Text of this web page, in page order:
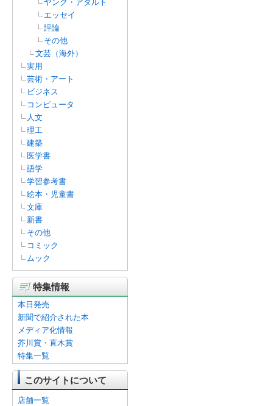
ヤング・アダルト
エッセイ
評論
その他
文芸（海外）
実用
芸術・アート
ビジネス
コンピュータ
人文
理工
建築
医学書
語学
学習参考書
絵本・児童書
文庫
新書
その他
コミック
ムック
特集情報
本日発売
新聞で紹介された本
メディア化情報
芥川賞・直木賞
特集一覧
このサイトについて
店舗一覧